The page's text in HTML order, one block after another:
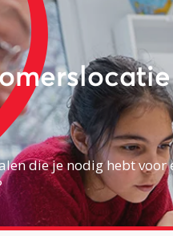
die je nodig hebt voor